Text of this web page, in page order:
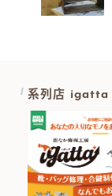
系列店 igatta